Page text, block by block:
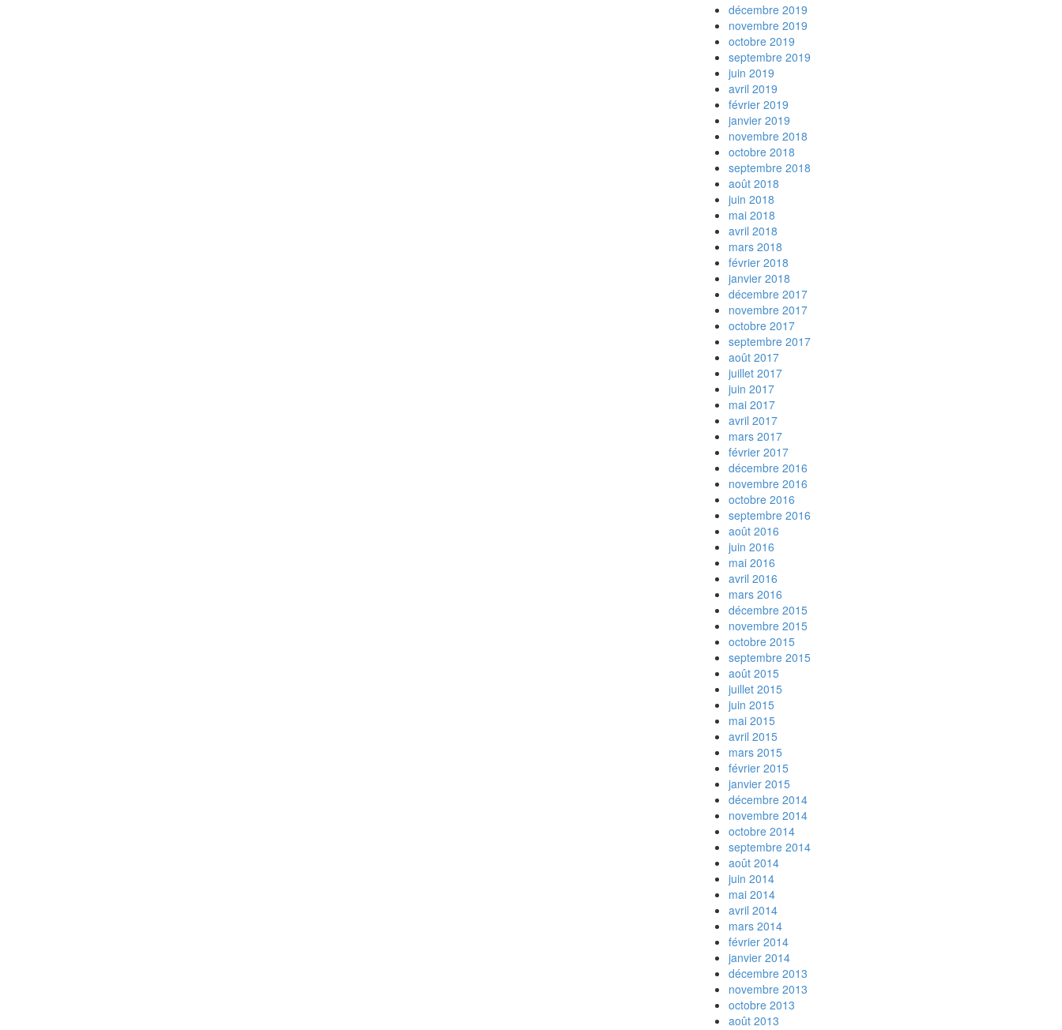
décembre 2019
novembre 2019
octobre 2019
septembre 2019
juin 2019
avril 2019
février 2019
janvier 2019
novembre 2018
octobre 2018
septembre 2018
août 2018
juin 2018
mai 2018
avril 2018
mars 2018
février 2018
janvier 2018
décembre 2017
novembre 2017
octobre 2017
septembre 2017
août 2017
juillet 2017
juin 2017
mai 2017
avril 2017
mars 2017
février 2017
décembre 2016
novembre 2016
octobre 2016
septembre 2016
août 2016
juin 2016
mai 2016
avril 2016
mars 2016
décembre 2015
novembre 2015
octobre 2015
septembre 2015
août 2015
juillet 2015
juin 2015
mai 2015
avril 2015
mars 2015
février 2015
janvier 2015
décembre 2014
novembre 2014
octobre 2014
septembre 2014
août 2014
juin 2014
mai 2014
avril 2014
mars 2014
février 2014
janvier 2014
décembre 2013
novembre 2013
octobre 2013
août 2013